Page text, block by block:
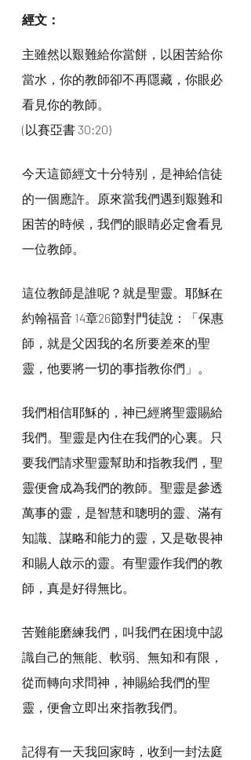
經文：
主雖然以艱難給你當餅，以困苦給你
當水，你的教師卻不再隱藏，你眼必
看見你的教師。
(以賽亞書 30:20)
今天這節經文十分特别，是神給信徒
的一個應許。原來當我們遇到艱難和
困苦的時候，我們的眼睛必定會看見
一位教師。
這位教師是誰呢？就是聖靈。耶穌在
約翰福音 14章26節對門徒說：「保惠
師，就是父因我的名所要差來的聖
靈，他要將一切的事指教你們」。
我們相信耶穌的，神已經將聖靈賜給
我們。聖靈是內住在我們的心裏。只
要我們請求聖靈幫助和指教我們，聖
靈便會成為我們的教師。聖靈是參透
萬事的靈，是智慧和聰明的靈、滿有
知識、謀略和能力的靈，又是敬畏神
和賜人啟示的靈。有聖靈作我們的教
師，真是好得無比。
苦難能磨練我們，叫我們在困境中認
識自己的無能、軟弱、無知和有限，
從而轉向求問神，神賜給我們的聖
靈，便會立即出來指教我們。
記得有一天我回家時，收到一封法庭